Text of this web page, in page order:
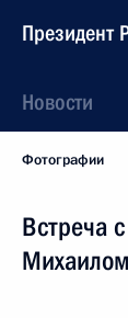
Президент
Новости
Фотографии
Встреча